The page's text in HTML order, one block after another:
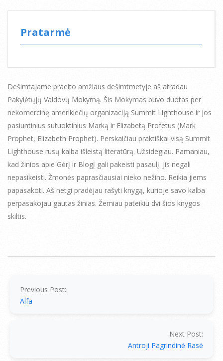
Pratarmė
Dešimtajame praeito amžiaus dešimtmetyje aš atradau
Pakylėtųjų Valdovų Mokymą. Šis Mokymas buvo duotas per
nekomercinę amerikiečių organizaciją Summit Lighthouse ir jos
pasiuntinius sutuoktinius Marką ir Elizabetą Profetus (Mark
Prophet, Elizabeth Prophet). Perskaičiau praktiškai visą Summit
Lighthouse rusų kalba išleistą literatūrą. Užsidegiau. Pamaniau,
kad žinios apie Gėrį ir Blogį gali pakeisti pasaulį. Jis negali
nepasikeisti. Žmonės paprasčiausiai nieko nežino. Reikia jiems
papasakoti. Aš netgi pradėjau rašyti knygą, kurioje savo kalba
perpasakojau gautas žinias. Žemiau pateikiu dvi šios knygos
skiltis.
Previous Post:
Alfa
Next Post:
Antroji Pagrindinė Rasė